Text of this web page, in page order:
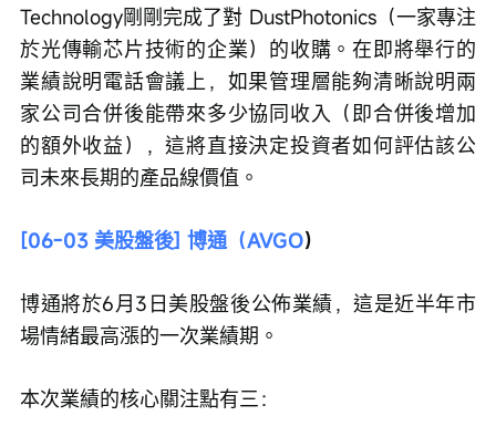
Technology剛剛完成了對 DustPhotonics（一家專注
於光傳輸芯片技術的企業）的收購。在即將舉行的
業績說明電話會議上，如果管理層能夠清晰說明兩
家公司合併後能帶來多少協同收入（即合併後增加
的額外收益），這將直接決定投資者如何評估該公
司未來長期的產品線價值。
[06-03 美股盤後] 博通（AVGO）
博通將於6月3日美股盤後公佈業績，這是近半年市
場情緒最高漲的一次業績期。
本次業績的核心關注點有三：